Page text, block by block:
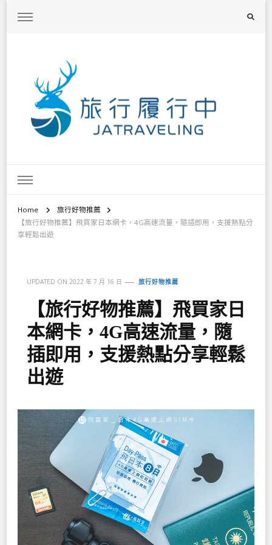
Home
旅行好物推薦
【旅行好物推薦】飛買家日本網卡，4G高速流量，隨插即用，支援熱點分
享輕鬆出遊
UPDATED ON 2022 年 7 月 16 日 旅行好物推薦
【旅行好物推薦】飛買家日
本網卡，4G高速流量，隨
插即用，支援熱點分享輕鬆
出遊